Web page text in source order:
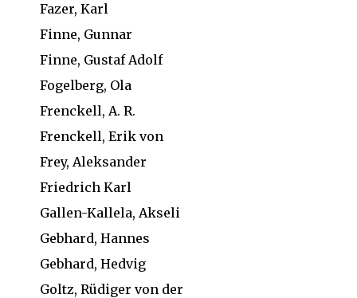
Fazer, Karl
Finne, Gunnar
Finne, Gustaf Adolf
Fogelberg, Ola
Frenckell, A. R.
Frenckell, Erik von
Frey, Aleksander
Friedrich Karl
Gallen-Kallela, Akseli
Gebhard, Hannes
Gebhard, Hedvig
Goltz, Rüdiger von der